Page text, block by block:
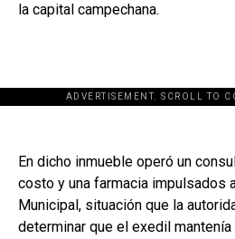
la capital campechana.
ADVERTISEMENT. SCROLL TO
En dicho inmueble operó un
costo y una farmacia impulsados
Municipal, situación que la
determinar que el exedil